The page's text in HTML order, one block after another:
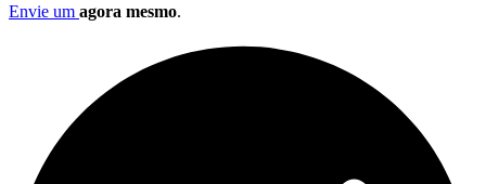
Envie um agora mesmo.